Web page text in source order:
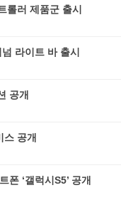
롤러 제품군 출시
라이트 바 출시
공개
스 공개
폰 ‘갤럭시S5’ 공개